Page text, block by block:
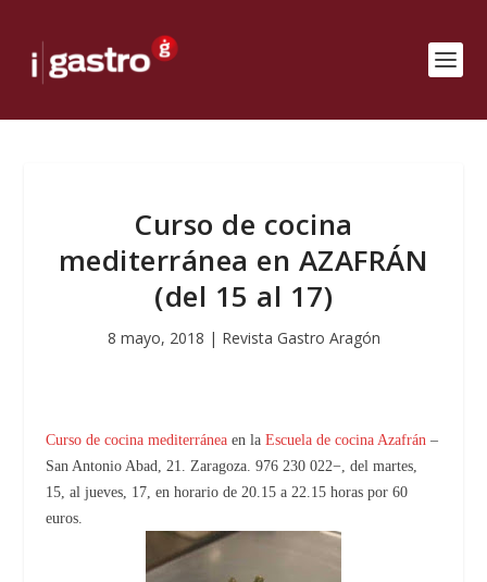
Curso de cocina
mediterránea en AZAFRÁN
(del 15 al 17)
8 mayo, 2018 | Revista Gastro Aragón
Curso de cocina mediterránea en laEscuela de cocina Azafrán –
San Antonio Abad, 21. Zaragoza. 976 230 022−, del martes,
15, al jueves, 17, en horario de 20.15 a 22.15 horas por 60
euros.